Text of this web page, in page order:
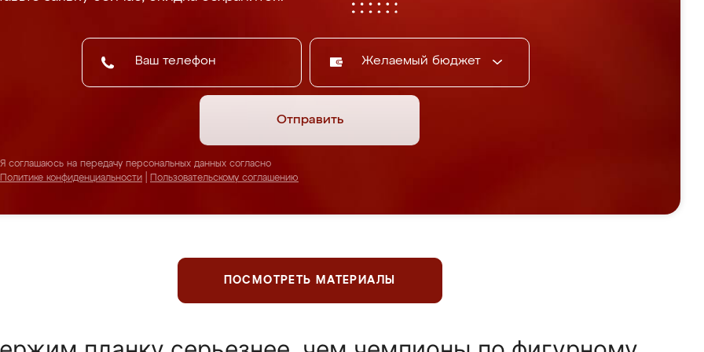
Желаемый бюджет
Отправить
Я соглашаюсь на передачу персональных данных согласно
Политике конфиденциальности
Пользовательскому соглашению
ПОСМОТРЕТЬ МАТЕРИАЛЫ